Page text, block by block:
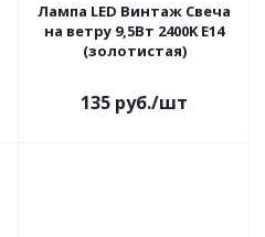
Лампа LED Винтаж Свеча
на ветру 9,5Вт 2400K E14
(золотистая)
135 руб./шт